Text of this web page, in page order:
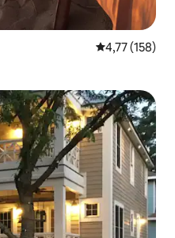
Середня
4,77 (158)